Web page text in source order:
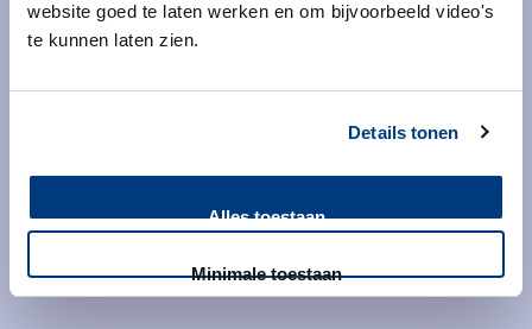
website goed te laten werken en om bijvoorbeeld video's
te kunnen laten zien.
Details tonen
Alles toestaan
Minimale toestaan
Tot medio 2027 zijn rondom het LUMC
en door verkeersleiders. Houd rekening met ongeveer 10
minuten extra reistijd.
… Toon meer